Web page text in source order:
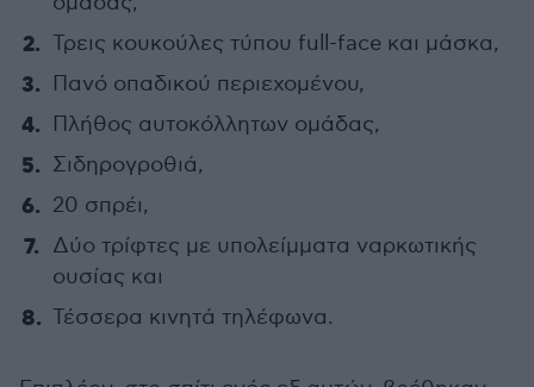
Τρεις κουκούλες τύπου full-face και μάσκα,
Πανό οπαδικού περιεχομένου,
Πλήθος αυτοκόλλητων ομάδας,
Σιδηρογροθιά,
20 σπρέι,
Δύο τρίφτες με υπολείμματα ναρκωτικής
ουσίας και
Τέσσερα κινητά τηλέφωνα.